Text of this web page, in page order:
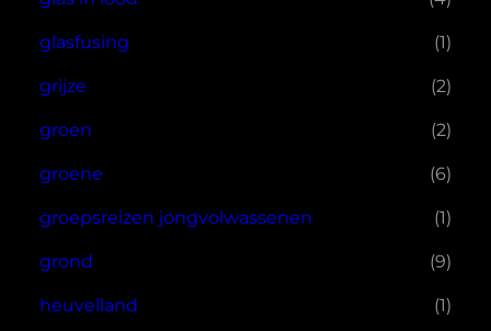
glasfusing (1)
grijze (2)
groen (2)
groene (6)
groepsreizen jongvolwassenen (1)
grond (9)
heuvelland (1)